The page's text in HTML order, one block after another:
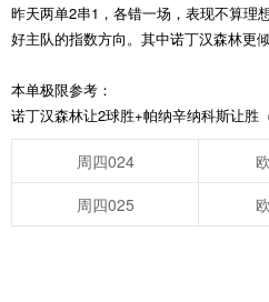
昨天两单2串1，各错一场，表现不算理
好主队的指数方向。其中诺丁汉森林更
本单极限参考：
诺丁汉森林让2球胜+帕纳辛纳科斯让胜
周四024
周四025